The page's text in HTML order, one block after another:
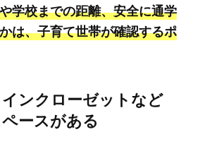
学校までの距離、安全に通学
は、子育て世帯が確認するポ
ンクローゼットなど
ースがある